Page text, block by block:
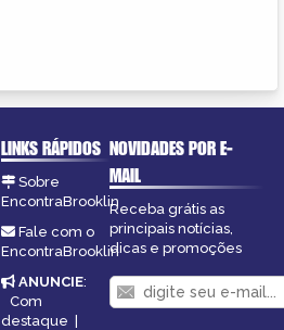
LINKS RÁPIDOS
Sobre
EncontraBrooklin
Fale com o
EncontraBrooklin
ANUNCIE:
Com
destaque |
NOVIDADES POR E-
MAIL
Receba grátis as
principais notícias,
dicas e promoções